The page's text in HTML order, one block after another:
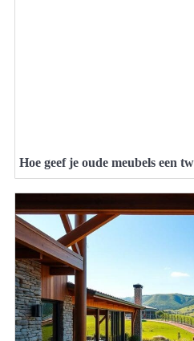
Hoe geef je oude meubels een